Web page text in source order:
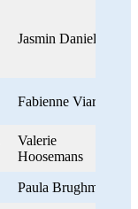
Jasmin Daniel
Fabienne Viard
Valerie
Hoosemans
Paula Brughmans